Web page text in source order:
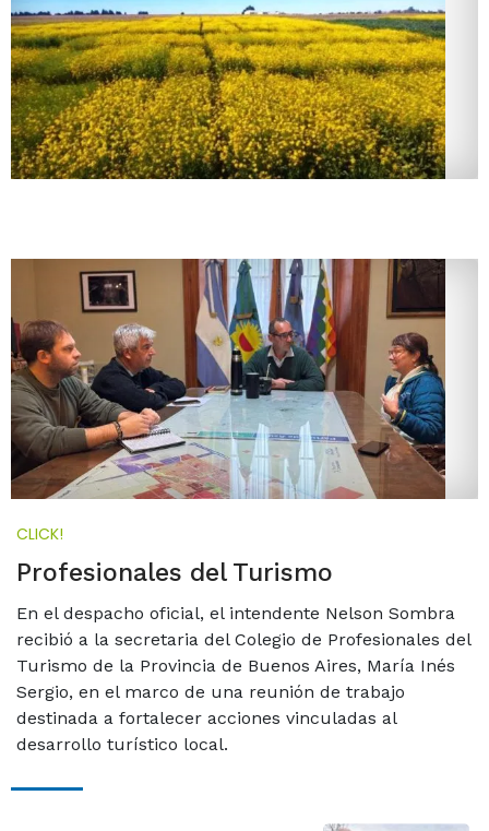
CLICK!
Profesionales del Turismo
En el despacho oficial, el intendente Nelson Sombra
recibió a la secretaria del Colegio de Profesionales del
Turismo de la Provincia de Buenos Aires, María Inés
Sergio, en el marco de una reunión de trabajo
destinada a fortalecer acciones vinculadas al
desarrollo turístico local.